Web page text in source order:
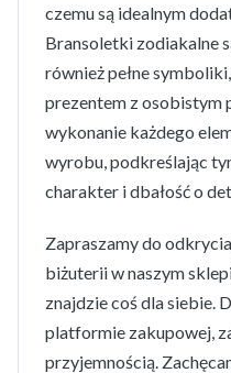
czemu są idealnym
Bransoletki zodiakalne
również pełne
prezentem z osobistym
wykonanie każdego
wyrobu, podkreślając
charakter i dbałość o
Zapraszamy do
biżuterii w naszym
znajdzie coś dla siebie.
platformie zakupowej,
przyjemnością.